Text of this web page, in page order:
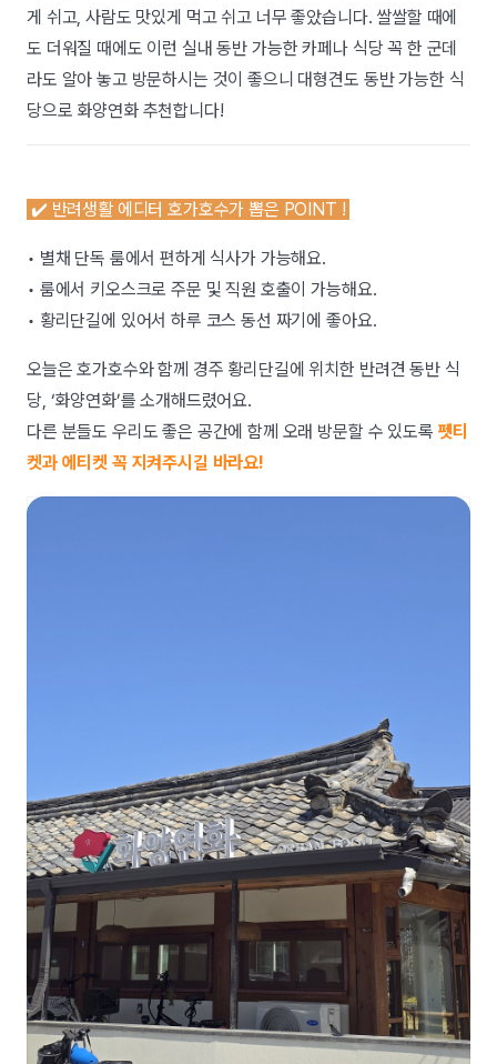
게 쉬고, 사람도 맛있게 먹고 쉬고 너무 좋았습니다. 쌀쌀할 때에
도 더워질 때에도 이런 실내 동반 가능한 카페나 식당 꼭 한 군데
라도 알아 놓고 방문하시는 것이 좋으니 대형견도 동반 가능한 식
당으로 화양연화 추천합니다!
✔️ 반려생활 에디터 호가호수가 뽑은 POINT !
• 별채 단독 룸에서 편하게 식사가 가능해요.
• 룸에서 키오스크로 주문 및 직원 호출이 가능해요.
• 황리단길에 있어서 하루 코스 동선 짜기에 좋아요.
오늘은 호가호수와 함께 경주 황리단길에 위치한 반려견 동반 식
당, ‘화양연화’를 소개해드렸어요.
다른 분들도 우리도 좋은 공간에 함께 오래 방문할 수 있도록 펫티
켓과 에티켓 꼭 지켜주시길 바라요!